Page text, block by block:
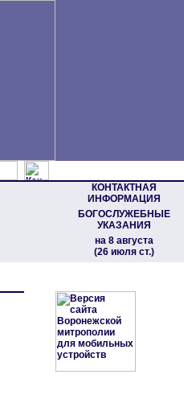
КОНТАКТНАЯ
ИНФОРМАЦИЯ
БОГОСЛУЖЕБНЫЕ
УКАЗАНИЯ
на 8 августа
(26 июля ст.)